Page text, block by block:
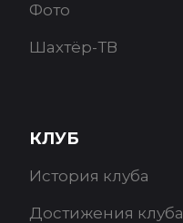
Фото
Шахтёр-ТВ
КЛУБ
История клуба
Достижения клуба